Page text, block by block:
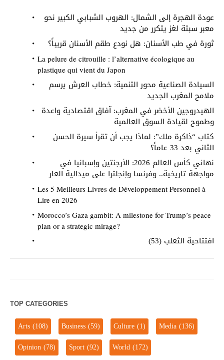
عودة الهجرة إلى الشمال: الهروب الشبابي الكبير نحو
معبر سبتة لغز يتكرر من جديد
ثورة في طب الأسنان: هل نودع طقم الأسنان قريباً؟
La pelure de citrouille : l’alternative écologique au
plastique qui vient du Japon
السيادة الصناعية محور التنمية: خطاب العرش يرسم
ملامح المغرب الجديد
الهيدروجين الأخضر في المغرب: آفاق اقتصادية واعدة
وطموح لقيادة السوق العالمية
كتاب “ذاكرة ملك”: لماذا يجب أن تقرأ سيرة الحسن
الثاني بعد 33 عاماً؟
نهائي كأس العالم 2026: الأرجنتين وإسبانيا في
مواجهة تاريخية.. وفرنسا وإنجلترا على ميدالية العار
Les 5 Meilleurs Livres de Développement Personnel à
Lire en 2026
Morocco’s Gaza gambit: A milestone for Trump’s peace
plan or a strategic mirage?
افتتاحية الثعلب (53)
TOP CATEGORIES
Arts(108) Business(59) Culture(1) Media(136)
Opinion(78) Sport(92) World(172)